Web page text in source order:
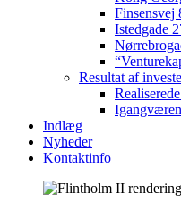
Finsensvej
Istedgade
Resultat af
Indlæg
Nyheder
Kontaktinfo